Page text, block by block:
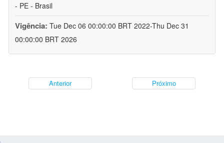
- PE - Brasil
Vigência: Tue Dec 06 00:00:00 BRT 2022-Thu Dec 31
00:00:00 BRT 2026
Anterior Próximo